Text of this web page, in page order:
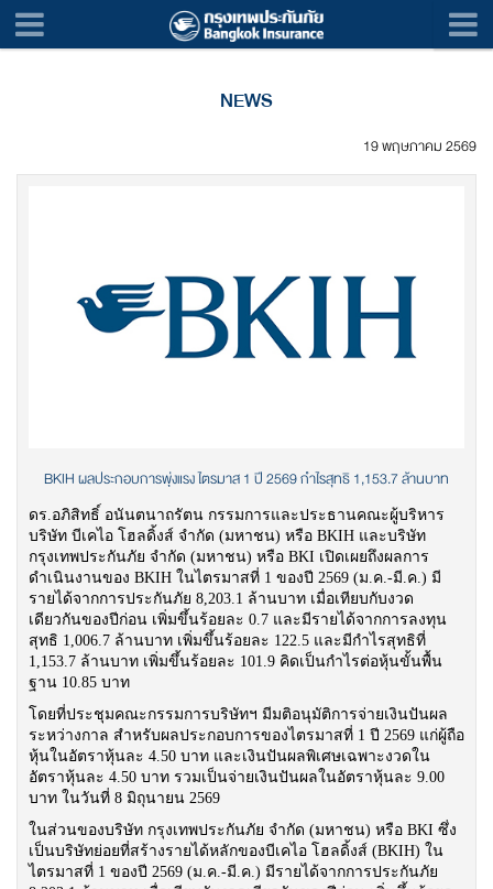
NEWS
19 พฤษภาคม 2569
BKIH ผลประกอบการพุ่งแรง ไตรมาส 1 ปี 2569 กำไรสุทธิ 1,153.7 ล้านบาท
ดร.อภิสิทธิ์ อนันตนาถรัตน กรรมการและประธานคณะผู้บริหาร
บริษัท บีเคไอ โฮลดิ้งส์ จำกัด (มหาชน) หรือ BKIH และบริษัท
กรุงเทพประกันภัย จำกัด (มหาชน) หรือ BKI เปิดเผยถึงผลการ
ดำเนินงานของ BKIH ในไตรมาสที่ 1 ของปี 2569 (ม.ค.-มี.ค.) มี
รายได้จากการประกันภัย 8,203.1 ล้านบาท เมื่อเทียบกับงวด
เดียวกันของปีก่อน เพิ่มขึ้นร้อยละ 0.7 และมีรายได้จากการลงทุน
สุทธิ 1,006.7 ล้านบาท เพิ่มขึ้นร้อยละ 122.5 และมีกำไรสุทธิที่
1,153.7 ล้านบาท เพิ่มขึ้นร้อยละ 101.9 คิดเป็นกำไรต่อหุ้นขั้นพื้น
ฐาน 10.85 บาท
โดยที่ประชุมคณะกรรมการบริษัทฯ มีมติอนุมัติการจ่ายเงินปันผล
ระหว่างกาล สำหรับผลประกอบการของไตรมาสที่ 1 ปี 2569 แก่ผู้ถือ
หุ้นในอัตราหุ้นละ 4.50 บาท และเงินปันผลพิเศษเฉพาะงวดใน
อัตราหุ้นละ 4.50 บาท รวมเป็นจ่ายเงินปันผลในอัตราหุ้นละ 9.00
บาท ในวันที่ 8 มิถุนายน 2569
ในส่วนของบริษัท กรุงเทพประกันภัย จำกัด (มหาชน) หรือ BKI ซึ่ง
เป็นบริษัทย่อยที่สร้างรายได้หลักของบีเคไอ โฮลดิ้งส์ (BKIH) ใน
ไตรมาสที่ 1 ของปี 2569 (ม.ค.-มี.ค.) มีรายได้จากการประกันภัย